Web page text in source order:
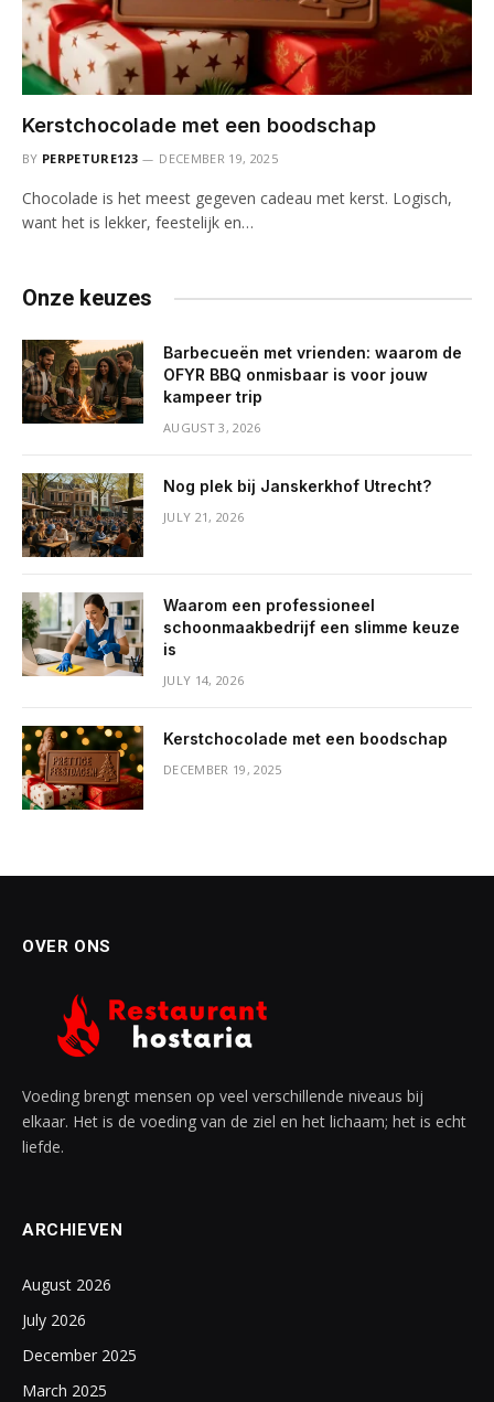
Kerstchocolade met een boodschap
BY PERPETURE123 DECEMBER 19, 2025
Chocolade is het meest gegeven cadeau met kerst. Logisch,
want het is lekker, feestelijk en…
Onze keuzes
Barbecueën met vrienden: waarom de
OFYR BBQ onmisbaar is voor jouw
kampeer trip
AUGUST 3, 2026
Nog plek bij Janskerkhof Utrecht?
JULY 21, 2026
Waarom een professioneel
schoonmaakbedrijf een slimme keuze
is
JULY 14, 2026
Kerstchocolade met een boodschap
DECEMBER 19, 2025
OVER ONS
Voeding brengt mensen op veel verschillende niveaus bij
elkaar. Het is de voeding van de ziel en het lichaam; het is echt
liefde.
ARCHIEVEN
August 2026
July 2026
December 2025
March 2025